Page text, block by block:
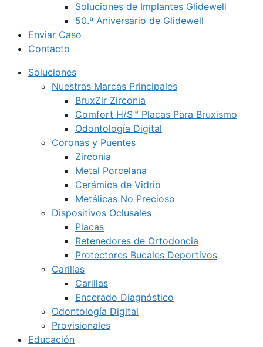
Soluciones de Implantes Glidewell
50.º Aniversario de Glidewell
Enviar Caso
Contacto
Soluciones
Nuestras Marcas Principales
BruxZir Zirconia
Comfort H/S™ Placas Para Bruxismo
Odontología Digital
Coronas y Puentes
Zirconia
Metal Porcelana
Cerámica de Vidrio
Metálicas No Precioso
Dispositivos Oclusales
Placas
Retenedores de Ortodoncia
Protectores Bucales Deportivos
Carillas
Carillas
Encerado Diagnóstico
Odontología Digital
Provisionales
Educación